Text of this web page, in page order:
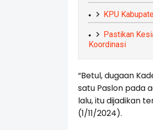
KPU
Pastikan
Koordinasi
“Betul, dugaan
satu Paslon pada
lalu, itu dijadikan
(1/11/2024).